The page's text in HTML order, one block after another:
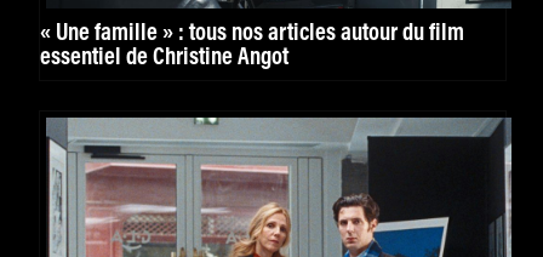
« Une famille » : tous nos articles autour du film
essentiel de Christine Angot